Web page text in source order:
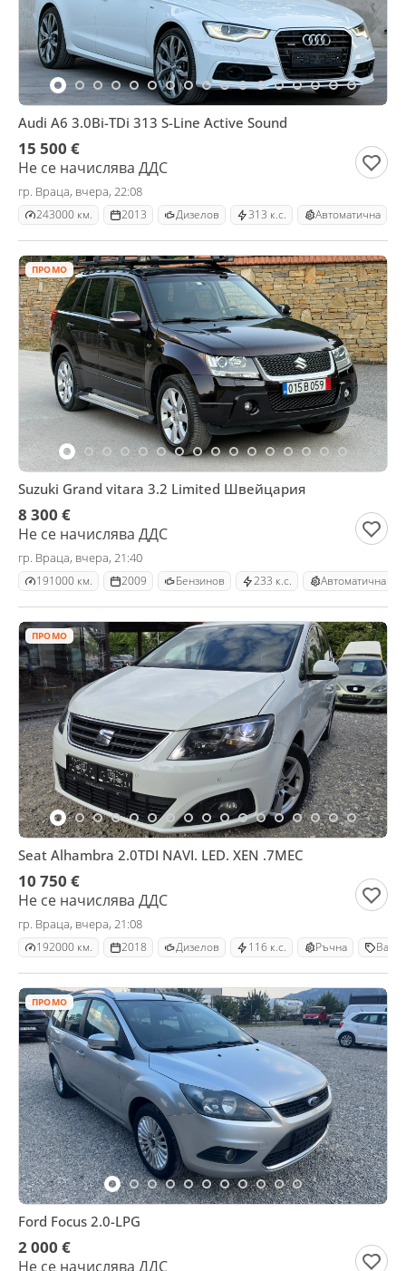
Audi A6 3.0Bi-TDi 313 S-Line Active Sound
15 500 €
Не се начислява ДДС
гр. Враца, вчера, 22:08
243000 км. 2013 Дизелов 313 к.с. Автоматична
ПРОМО
Suzuki Grand vitara 3.2 Limited Швейцария
8 300 €
Не се начислява ДДС
гр. Враца, вчера, 21:40
191000 км. 2009 Бензинов 233 к.с. Автоматична
ПРОМО
Seat Alhambra 2.0TDI NAVI. LED. XEN .7MEC
10 750 €
Не се начислява ДДС
гр. Враца, вчера, 21:08
192000 км. 2018 Дизелов 116 к.с. Ръчна Ван
ПРОМО
Ford Focus 2.0-LPG
2 000 €
Не се начислява ДДС